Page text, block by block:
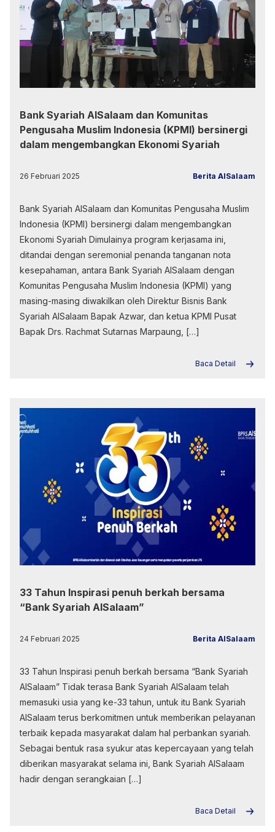
Bank Syariah AlSalaam dan Komunitas
Pengusaha Muslim Indonesia (KPMI) bersinergi
dalam mengembangkan Ekonomi Syariah
26 Februari 2025 Berita AlSalaam
Bank Syariah AlSalaam dan Komunitas Pengusaha Muslim
Indonesia (KPMI) bersinergi dalam mengembangkan
Ekonomi Syariah Dimulainya program kerjasama ini,
ditandai dengan seremonial penanda tanganan nota
kesepahaman, antara Bank Syariah AlSalaam dengan
Komunitas Pengusaha Muslim Indonesia (KPMI) yang
masing-masing diwakilkan oleh Direktur Bisnis Bank
Syariah AlSalaam Bapak Azwar, dan ketua KPMI Pusat
Bapak Drs. Rachmat Sutarnas Marpaung, […]
Baca Detail
33 Tahun Inspirasi penuh berkah bersama
“Bank Syariah AlSalaam”
24 Februari 2025 Berita AlSalaam
33 Tahun Inspirasi penuh berkah bersama “Bank Syariah
AlSalaam” Tidak terasa Bank Syariah AlSalaam telah
memasuki usia yang ke-33 tahun, untuk itu Bank Syariah
AlSalaam terus berkomitmen untuk memberikan pelayanan
terbaik kepada masyarakat dalam hal perbankan syariah.
Sebagai bentuk rasa syukur atas kepercayaan yang telah
diberikan masyarakat selama ini, Bank Syariah AlSalaam
hadir dengan serangkaian […]
Baca Detail